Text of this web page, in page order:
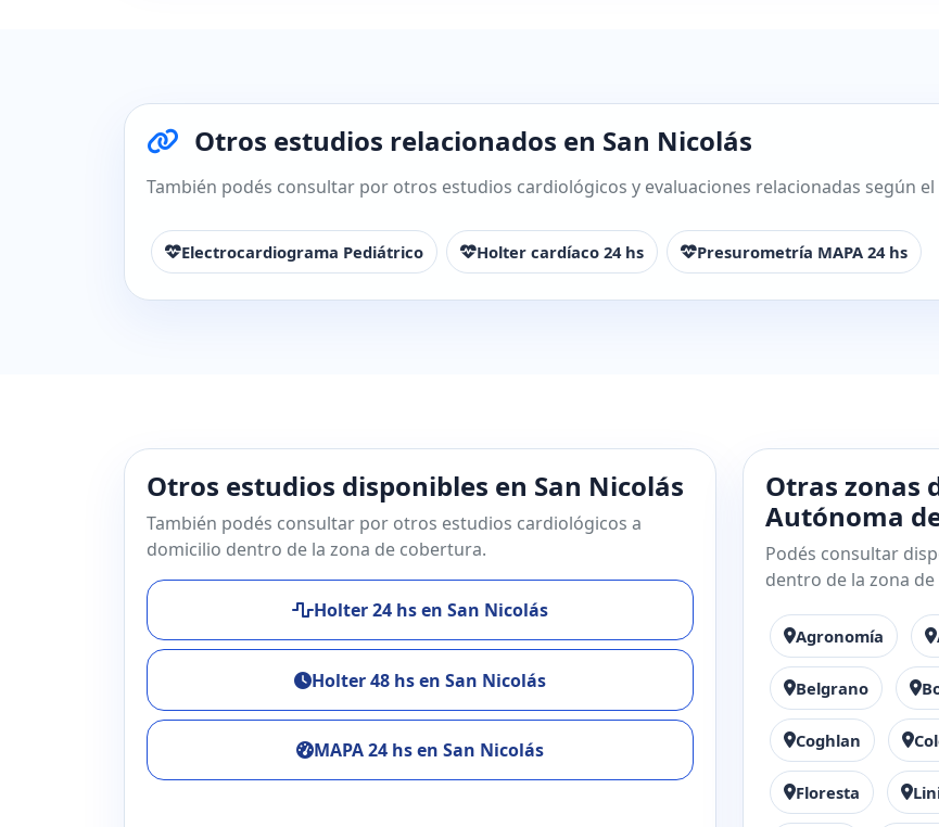
Otros estudios relacionados en San Nicolás
También podés consultar por otros estudios cardiológicos y evaluaciones relacionadas según
Electrocardiograma Pediátrico Holter cardíaco 24 hs Presurometría MAPA 24 hs
Otros estudios disponibles en San Nicolás
También podés consultar por otros estudios cardiológicos a
domicilio dentro de la zona de cobertura.
Holter 24 hs en San Nicolás
Holter 48 hs en San Nicolás
MAPA 24 hs en San Nicolás
Otras zonas
Autónoma
Podés consultar
dentro de la zona
Agronomía
Belgrano
Coghlan
Floresta